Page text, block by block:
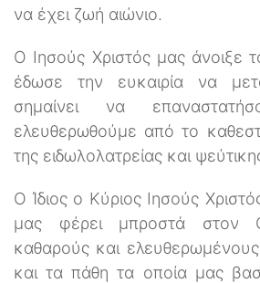
να έχει ζωή αιώνιο.
Ο Ιησούς Χριστός μας άνοιξε
έδωσε την ευκαιρία να
σημαίνει να
ελευθερωθούμε από το
της ειδωλολατρείας και
Ο Ίδιος ο Κύριος Ιησούς
μας φέρει μπροστά στον
καθαρούς και
και τα πάθη τα οποία μας